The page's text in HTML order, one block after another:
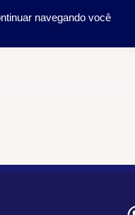
CIENTÍFICO
navegando você